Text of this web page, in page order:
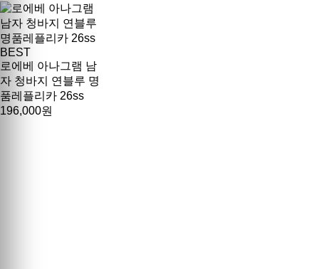
BEST
로에베 아나그램 남
자 청바지 연블루 명
품레플리카 26ss
196,000원